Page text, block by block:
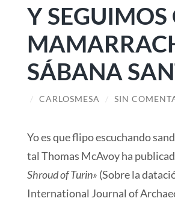
Y SEGUIMOS
SÁBANA
/ CARLOSMESA / SIN
Yo es que flipo escuchando
tal Thomas McAvoy ha
Shroud of Turin» (Sobre la
International Journal of